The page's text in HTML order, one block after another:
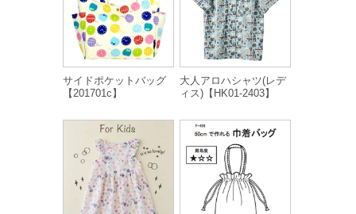
サイドポケットバッグ
【201701c】
大人アロハシャツ(レデ
ィス)【HK01-2403】